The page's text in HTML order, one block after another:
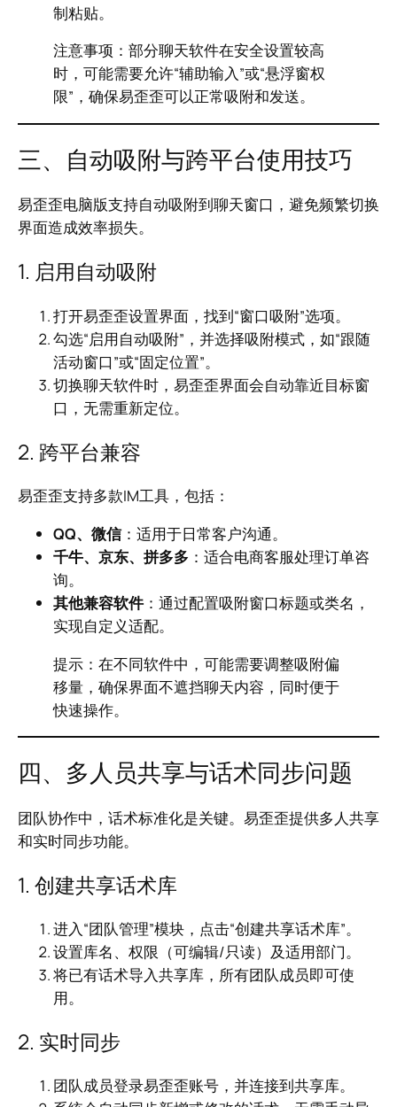
制粘贴。
注意事项：部分聊天软件在安全设置较高
时，可能需要允许“辅助输入”或“悬浮窗权
限”，确保易歪歪可以正常吸附和发送。
三、自动吸附与跨平台使用技巧
易歪歪电脑版支持自动吸附到聊天窗口，避免频繁切换
界面造成效率损失。
1. 启用自动吸附
打开易歪歪设置界面，找到“窗口吸附”选项。
勾选“启用自动吸附”，并选择吸附模式，如“跟随
活动窗口”或“固定位置”。
切换聊天软件时，易歪歪界面会自动靠近目标窗
口，无需重新定位。
2. 跨平台兼容
易歪歪支持多款IM工具，包括：
QQ、微信：适用于日常客户沟通。
千牛、京东、拼多多 ：适合电商客服处理订单咨
询。
其他兼容软件 ：通过配置吸附窗口标题或类名，
实现自定义适配。
提示：在不同软件中，可能需要调整吸附偏
移量，确保界面不遮挡聊天内容，同时便于
快速操作。
四、多人员共享与话术同步问题
团队协作中，话术标准化是关键。易歪歪提供多人共享
和实时同步功能。
1. 创建共享话术库
进入“团队管理”模块，点击“创建共享话术库”。
设置库名、权限（可编辑/只读）及适用部门。
将已有话术导入共享库，所有团队成员即可使
用。
2. 实时同步
团队成员登录易歪歪账号，并连接到共享库。